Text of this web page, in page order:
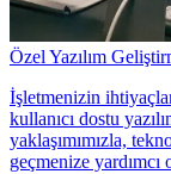
Özel Yazılım
İşletmenizin
kullanıcı dostu
yaklaşımımızla,
geçmenize yardımcı